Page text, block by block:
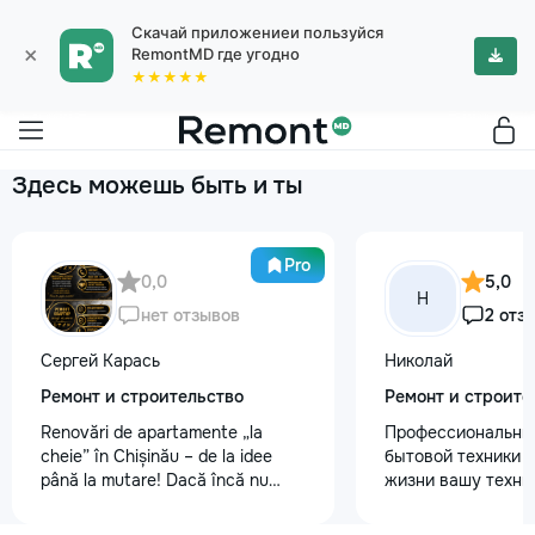
×
Скачай приложениеи пользуйся
RemontMD где угодно
★★★★★
Здесь можешь быть и ты
Pro
0,0
нет отзывов
Сергей Карась
Ремонт и строительство
Renovări de apartamente „la
cheie” în Chișinău – de la idee
până la mutare! Dacă încă nu
Н
5,0
2
Николай
Ремонт и
бытовой техники
жизни вашу